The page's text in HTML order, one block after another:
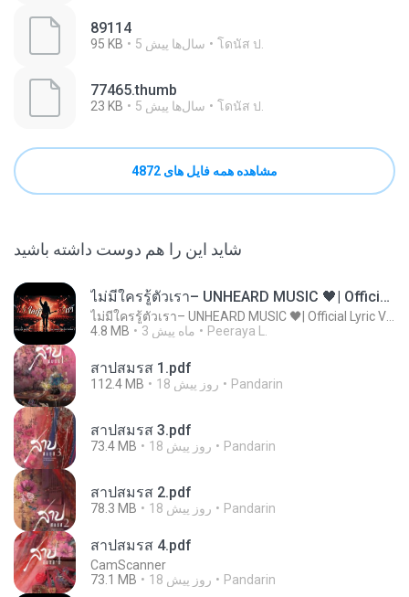
89114
95 KB 5 سال‌ها پیش โดนัส ป.
77465.thumb
23 KB 5 سال‌ها پیش โดนัส ป.
مشاهده همه فایل های 4872
شاید این را هم دوست داشته باشید
ไม่มีใครรู้ตัวเรา– UNHEARD MUSIC 🖤| Official Lyric Video | เพลงสู้ชีวิต
4.8 MB
3 ماه پیش Peeraya L.
สาปสมรส 1.pdf
112.4 MB 18 روز پیش Pandarin
สาปสมรส 3.pdf
73.4 MB 18 روز پیش Pandarin
สาปสมรส 2.pdf
78.3 MB 18 روز پیش Pandarin
สาปสมรส 4.pdf
CamScanner
73.1 MB
18 روز پیش Pandarin